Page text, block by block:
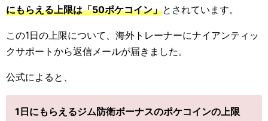
にもらえる上限は「50ポケコイン」とされています。
この1日の上限について、海外トレーナーにナイアンティッ
クサポートから返信メールが届きました。
公式によると、
1日にもらえるジム防衛ボーナスのポケコインの上限